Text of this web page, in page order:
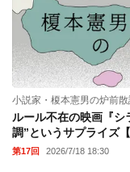
小説家・榎本憲男の炉前
ルール不在の映画『シ
調”というサプライズ
第17回 2026/7/18 18:30